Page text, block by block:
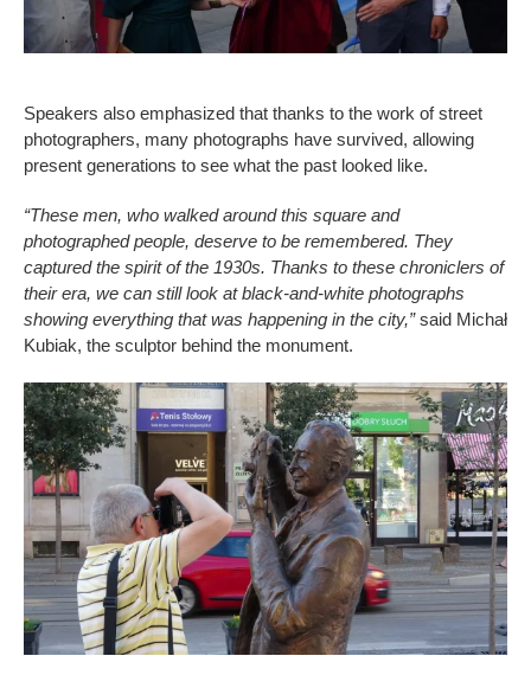
Speakers also emphasized that thanks to the work of street
photographers, many photographs have survived, allowing
present generations to see what the past looked like.
“These men, who walked around this square and
photographed people, deserve to be remembered. They
captured the spirit of the 1930s. Thanks to these chroniclers of
their era, we can still look at black-and-white photographs
showing everything that was happening in the city,”said Michał
Kubiak, the sculptor behind the monument.